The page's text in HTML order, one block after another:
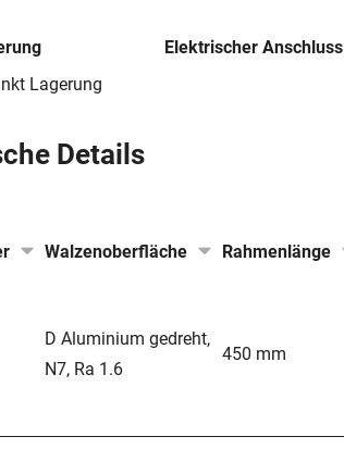
Elektrischer Anschluss
Lagerung
Details
Walzenoberfläche Rahmenlänge
D Aluminium gedreht,
N7, Ra 1.6
450 mm